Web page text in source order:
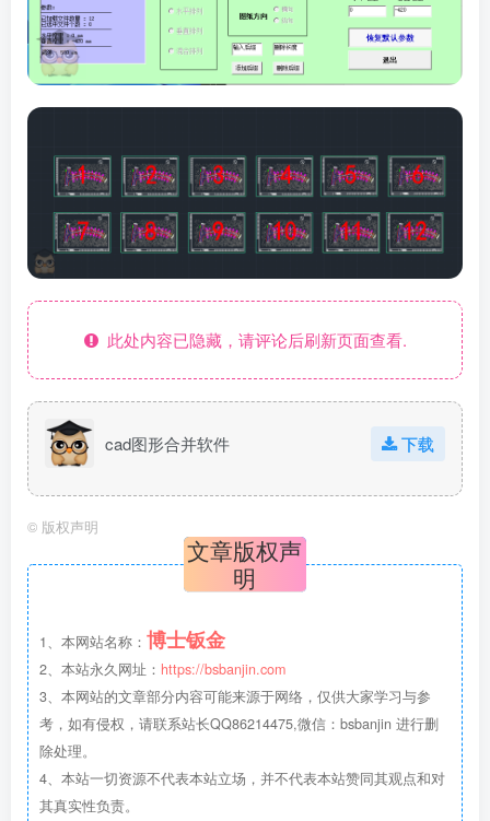
此处内容已隐藏，请评论后刷新页面查看.
cad图形合并软件 下载
© 版权声明
文章版权声
明
1、本网站名称： 博士钣金
2、本站永久网址： https://bsbanjin.com
3、本网站的文章部分内容可能来源于网络，仅供大家学习与参
考，如有侵权，请联系站长QQ86214475,微信：bsbanjin 进行删
除处理。
4、本站一切资源不代表本站立场，并不代表本站赞同其观点和对
其真实性负责。